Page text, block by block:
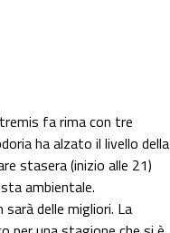
fa rima con tre
ha alzato il livello della
stasera (inizio alle 21)
ambientale.
delle migliori. La